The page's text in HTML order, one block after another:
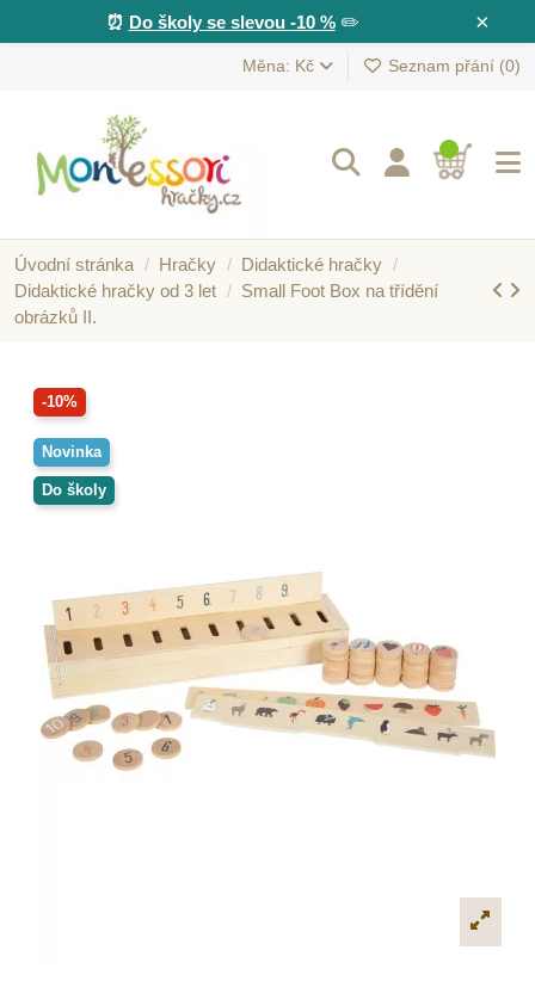
×
⏰ Do školy se slevou -10 %✏️
Měna: Kč Seznam přání (0)
Úvodní stránka Hračky
Didaktické hračky
Didaktické hračky od 3 let
Small Foot Box na třídění
obrázků II.
-10%
Novinka
Do školy